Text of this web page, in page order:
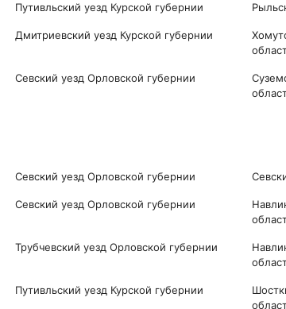
Путивльский уезд Курской губернии
Дмитриевский уезд Курской губернии
Севский уезд Орловской губернии
Севский уезд Орловской губернии
Севский уезд Орловской губернии
Трубчевский уезд Орловской губернии
Путивльский уезд Курской губернии